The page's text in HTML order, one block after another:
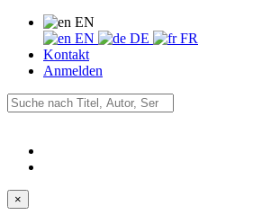
EN
EN
DE
FR
Kontakt
Anmelden
×